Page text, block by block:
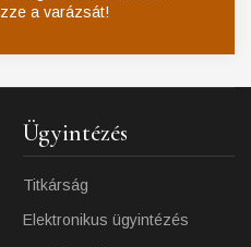
a varázsát!
Ügyintézés
Titkárság
Elektronikus ügyintézés